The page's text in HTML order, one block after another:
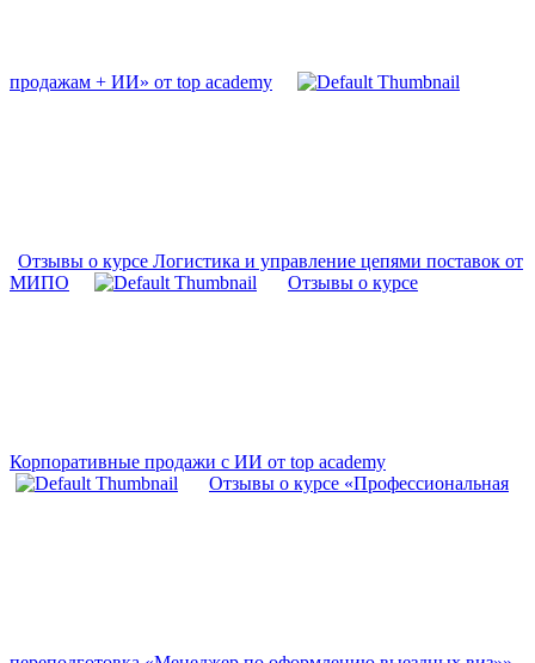
продажам + ИИ» от top academy
Отзывы о курсе Логистика и управление цепями поставок от
МИПО
Отзывы о курсе
Корпоративные продажи с ИИ от top academy
Отзывы о курсе «Профессиональная